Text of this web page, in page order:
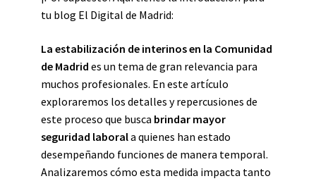
tu blog El Digital de Madrid:
La estabilización de interinos en la Comunidad
de Madrid es un tema de gran relevancia para
muchos profesionales. En este artículo
exploraremos los detalles y repercusiones de
este proceso que busca brindar mayor
seguridad laborala quienes han estado
desempeñando funciones de manera temporal.
Analizaremos cómo esta medida impacta tanto